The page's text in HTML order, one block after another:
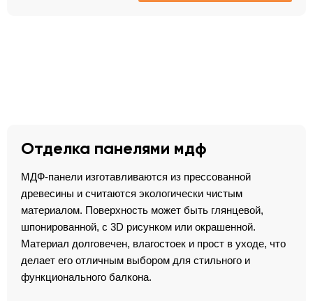
Отделка панелями мдф
МДФ-панели изготавливаются из прессованной
древесины и считаются экологически чистым
материалом. Поверхность может быть глянцевой,
шпонированной, с 3D рисунком или окрашенной.
Материал долговечен, влагостоек и прост в уходе, что
делает его отличным выбором для стильного и
функционального балкона.